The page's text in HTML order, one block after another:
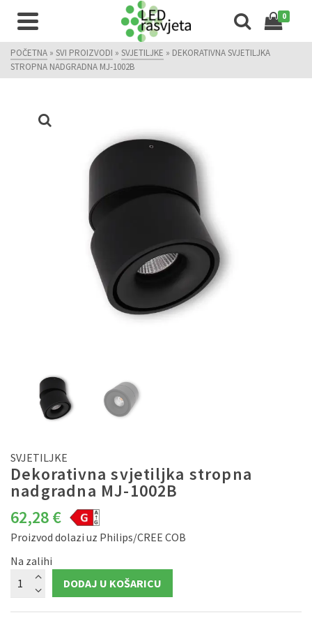
0
POČETNA » SVI PROIZVODI » SVJETILJKE » DEKORATIVNA SVJETILJKA
STROPNA NADGRADNA MJ-1002B
SVJETILJKE
Dekorativna svjetiljka stropna
nadgradna MJ-1002B
62,28€
Proizvod dolazi uz Philips/CREE COB
Na zalihi
Dekorativna
svjetiljka
stropna
DODAJ U KOŠARICU